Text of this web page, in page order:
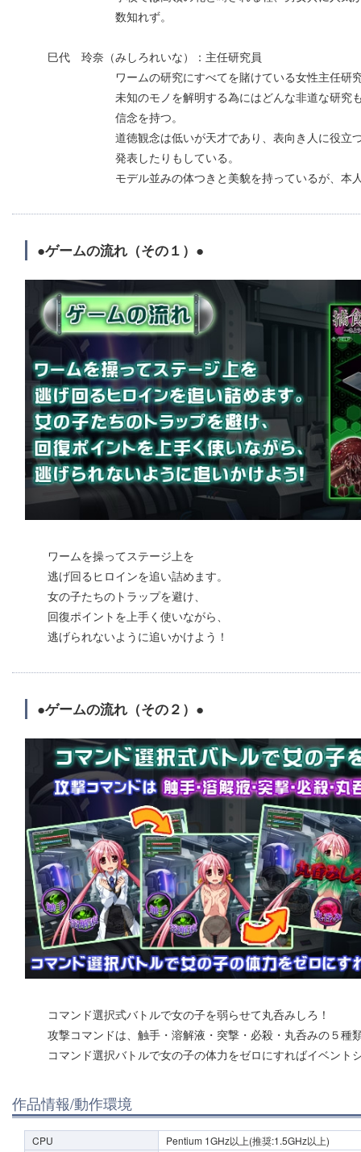
数知れず。
巳代 玲奈（みしろれいな）：主任研究員
ワームの研究にすべてを賭けている女性主任研究
未知のモノを解明する為にはどんな非道な研究も辞
信念を持つ。
道徳観念は低いが天才であり、表向き人に役立つ薬
発表したりもしている。
モデル並みの体つきと美貌を持っているが、本人は
●ゲームの流れ（その１）●
ワームを操ってステージ上を
逃げ回るヒロインを追い詰めます。
女の子たちのトラップを避け、
回復ポイントを上手く使いながら、
逃げられないように追いかけよう！
●ゲームの流れ（その２）●
コマンド選択式バトルで女の子を弱らせて丸呑みしろ！
攻撃コマンドは、触手・溶解液・突撃・必殺・丸呑みの５種
コマンド選択バトルで女の子の体力をゼロにすればイベント
作品情報/動作環境
CPU
Pentium 1GHz以上(推奨:1.5GHz以上)